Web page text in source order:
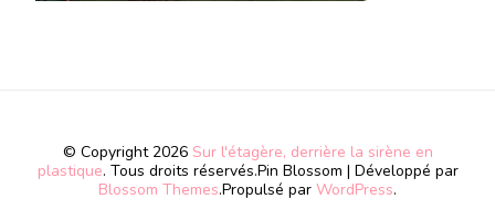
© Copyright 2026 Sur l'étagère, derrière la sirène en
plastique. Tous droits réservés.Pin Blossom | Développé par
Blossom Themes.Propulsé par WordPress.